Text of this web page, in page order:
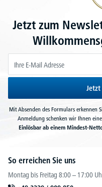
Jetzt zum
Mit Absenden des Formulars erkennen
Anmeldung schenken wir Ihnen
Einlösbar ab einem Mindest-
So erreichen Sie uns
Montag bis Freitag 8:00 – 17:00